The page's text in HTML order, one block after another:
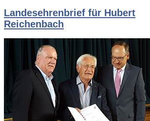
Landesehrenbrief für Hubert
Reichenbach